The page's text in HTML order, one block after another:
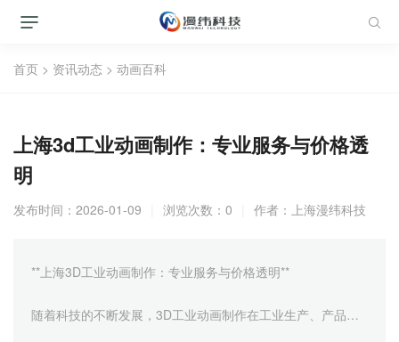
首页 > 资讯动态 > 动画百科
上海3d工业动画制作：专业服务与价格透
明
发布时间：2026-01-09 浏览次数：0 作者： 上海漫纬科技
**上海3D工业动画制作：专业服务与价格透明**
随着科技的不断发展，3D工业动画制作在工业生产、产品设